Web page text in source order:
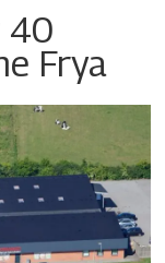
40
Frya